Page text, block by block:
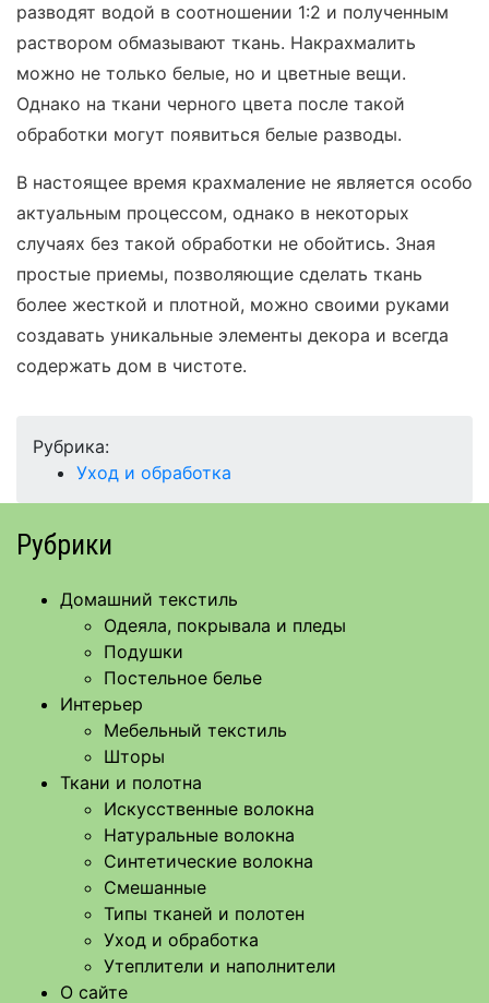
разводят водой в соотношении 1:2 и полученным
раствором обмазывают ткань. Накрахмалить
можно не только белые, но и цветные вещи.
Однако на ткани черного цвета после такой
обработки могут появиться белые разводы.
В настоящее время крахмаление не является особо
актуальным процессом, однако в некоторых
случаях без такой обработки не обойтись. Зная
простые приемы, позволяющие сделать ткань
более жесткой и плотной, можно своими руками
создавать уникальные элементы декора и всегда
содержать дом в чистоте.
Рубрика:
Уход и обработка
Рубрики
Домашний текстиль
Одеяла, покрывала и пледы
Подушки
Постельное белье
Интерьер
Мебельный текстиль
Шторы
Ткани и полотна
Искусственные волокна
Натуральные волокна
Синтетические волокна
Смешанные
Типы тканей и полотен
Уход и обработка
Утеплители и наполнители
О сайте